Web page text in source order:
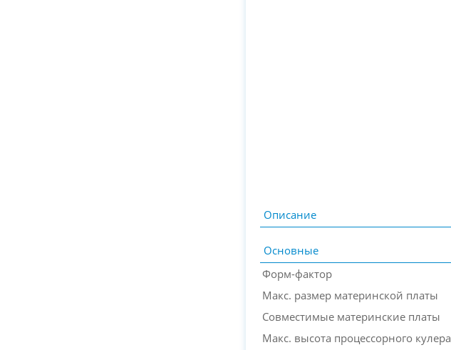
Описание
Основные
Форм-фактор
Макс. размер материнской платы
Совместимые материнские платы
Макс. высота процессорного кулера